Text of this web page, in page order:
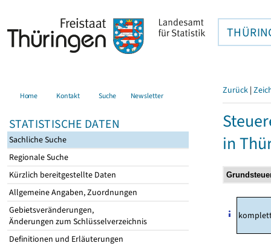
Home Kontakt Suche Newsletter
STATISTISCHE DATEN
Sachliche Suche
Regionale Suche
Kürzlich bereitgestellte Daten
Allgemeine Angaben, Zuordnungen
Gebietsveränderungen,
Änderungen zum Schlüsselverzeichnis
Definitionen und Erläuterungen
Zurück |
in